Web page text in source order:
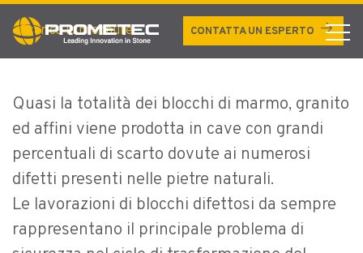
SISTEMA DI RINFORZO
BLOCCHI
Scarica la brochure CONTATTA UN ESPERTO arrow_forward
Quasi la totalità dei blocchi di marmo, granito
ed affini viene prodotta in cave con grandi
percentuali di scarto dovute ai numerosi
difetti presenti nelle pietre naturali.
Le lavorazioni di blocchi difettosi da sempre
rappresentano il principale problema di